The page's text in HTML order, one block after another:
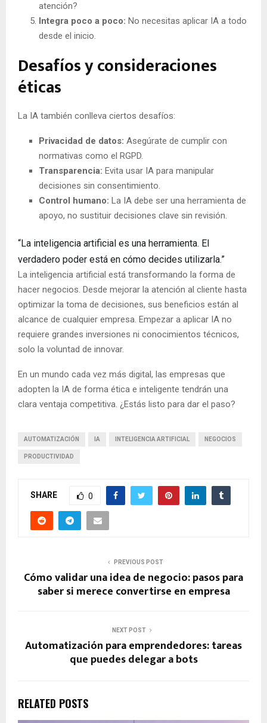
atención?
Integra poco a poco: No necesitas aplicar IA a todo
desde el inicio.
Desafíos y consideraciones
éticas
La IA también conlleva ciertos desafíos:
Privacidad de datos: Asegúrate de cumplir con
normativas como el RGPD.
Transparencia: Evita usar IA para manipular
decisiones sin consentimiento.
Control humano: La IA debe ser una herramienta de
apoyo, no sustituir decisiones clave sin revisión.
“La inteligencia artificial es una herramienta. El
verdadero poder está en cómo decides utilizarla.”
La inteligencia artificial está transformando la forma de
hacer negocios. Desde mejorar la atención al cliente hasta
optimizar la toma de decisiones, sus beneficios están al
alcance de cualquier empresa. Empezar a aplicar IA no
requiere grandes inversiones ni conocimientos técnicos,
solo la voluntad de innovar.
En un mundo cada vez más digital, las empresas que
adopten la IA de forma ética e inteligente tendrán una
clara ventaja competitiva. ¿Estás listo para dar el paso?
AUTOMATIZACIÓN IA INTELIGENCIA ARTIFICIAL NEGOCIOS
PRODUCTIVIDAD
SHARE 0
PREVIOUS POST
Cómo validar una idea de negocio: pasos para
saber si merece convertirse en empresa
NEXT POST
Automatización para emprendedores: tareas
que puedes delegar a bots
RELATED POSTS